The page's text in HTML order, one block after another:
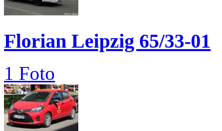
Florian Leipzig 65/33-01
1 Foto